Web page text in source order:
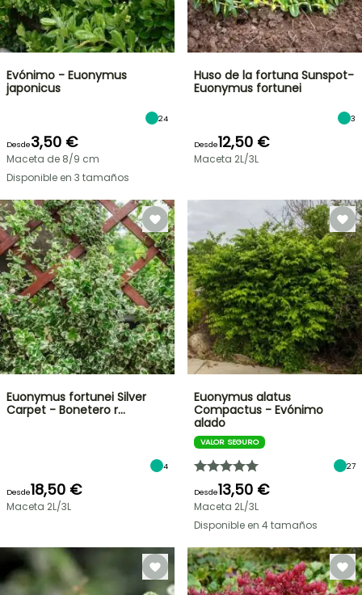
Evónimo - Euonymus
japonicus
24
Desde3,50 €
Maceta de 8/9 cm
Disponible en 3 tamaños
Huso de la fortuna Sunspot-
Euonymus fortunei
3
Desde12,50 €
Maceta 2L/3L
Euonymus fortunei Silver
Carpet - Bonetero r…
4
Desde18,50 €
Maceta 2L/3L
Euonymus alatus
Compactus - Evónimo
alado
VALOR SEGURO
27
Desde13,50 €
Maceta 2L/3L
Disponible en 4 tamaños